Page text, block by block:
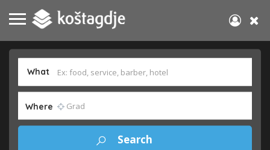
What
Where